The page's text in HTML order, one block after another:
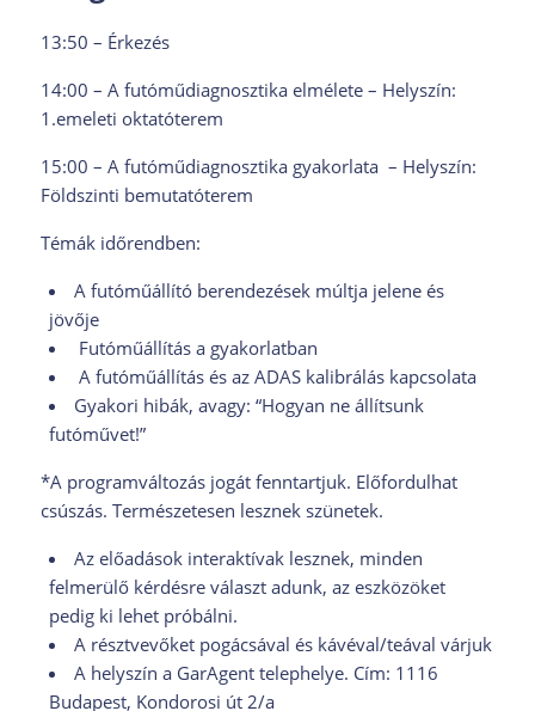
13:50 – Érkezés
14:00 – A futóműdiagnosztika elmélete – Helyszín:
1.emeleti oktatóterem
15:00 – A futóműdiagnosztika gyakorlata – Helyszín:
Földszinti bemutatóterem
Témák időrendben:
A futóműállító berendezések múltja jelene és
jövője
Futóműállítás a gyakorlatban
A futóműállítás és az ADAS kalibrálás kapcsolata
Gyakori hibák, avagy: “Hogyan ne állítsunk
futóművet!”
*A programváltozás jogát fenntartjuk. Előfordulhat
csúszás. Természetesen lesznek szünetek.
Az előadások interaktívak lesznek, minden
felmerülő kérdésre választ adunk, az eszközöket
pedig ki lehet próbálni.
A résztvevőket pogácsával és kávéval/teával várjuk
A helyszín a GarAgent telephelye. Cím: 1116
Budapest, Kondorosi út 2/a